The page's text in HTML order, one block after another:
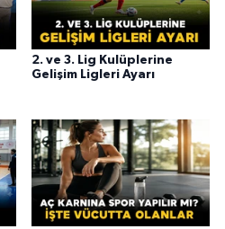
2. ve 3. Lig Kulüplerine
Gelişim Ligleri Ayarı